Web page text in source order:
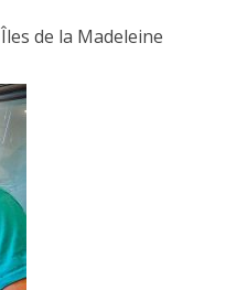
Îles de la Madeleine